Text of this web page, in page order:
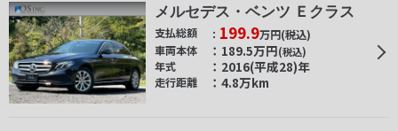
メルセデス・ベンツ Ｅクラス
支払総額 199.9万円(税込)
車両本体
189.5万円(税込)
年式 2016(平成28)年
走行距離 4.8万km